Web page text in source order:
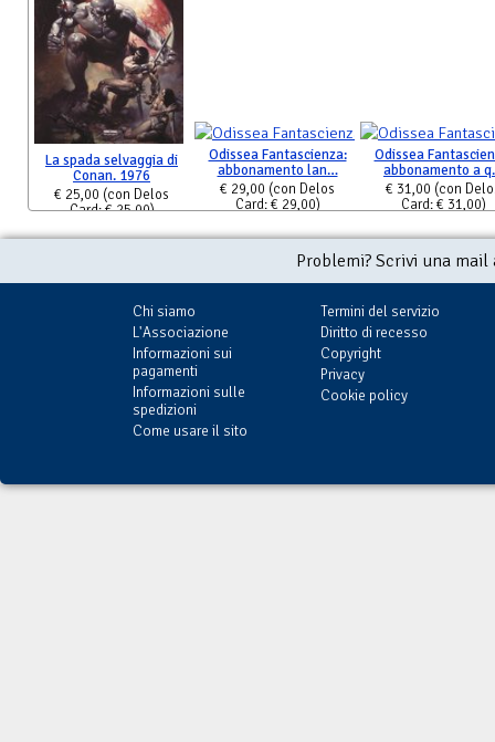
La spada selvaggia di
Conan. 1976
€ 25,00 (con Delos
Card: € 25,00)
Odissea Fantascienza:
abbonamento lan…
€ 29,00 (con Delos
Card: € 29,00)
Odissea
abbonamento a
€ 31,00 (con
Card: € 31,00)
Problemi? Scrivi una
Chi siamo
L'Associazione
Informazioni sui
pagamenti
Informazioni sulle
spedizioni
Come usare il sito
Termini del servizio
Diritto di recesso
Copyright
Privacy
Cookie policy